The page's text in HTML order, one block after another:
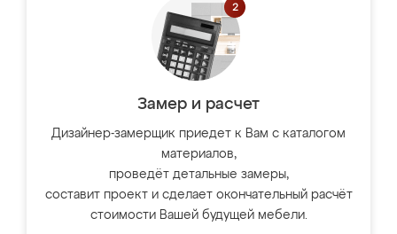
Замер и расчет
Дизайнер-замерщик приедет к Вам с каталогом
материалов,
проведёт детальные замеры,
составит проект и сделает окончательный расчёт
стоимости Вашей будущей мебели.